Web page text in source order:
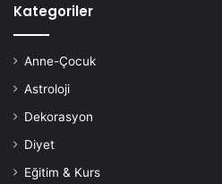
Kategoriler
Anne-Çocuk
Astroloji
Dekorasyon
Diyet
Eğitim & Kurs